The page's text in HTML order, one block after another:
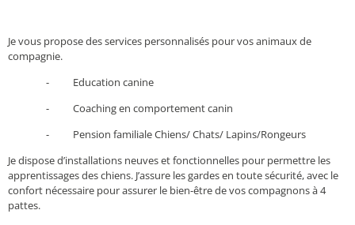
Je vous propose des services personnalisés pour vos animaux de
compagnie.
-
Education canine
-
Coaching en comportement canin
-
Pension familiale Chiens/ Chats/ Lapins/Rongeurs
Je dispose d’installations neuves et fonctionnelles pour permettre les
apprentissages des chiens. J’assure les gardes en toute sécurité, avec le
confort nécessaire pour assurer le bien-être de vos compagnons à 4
pattes.